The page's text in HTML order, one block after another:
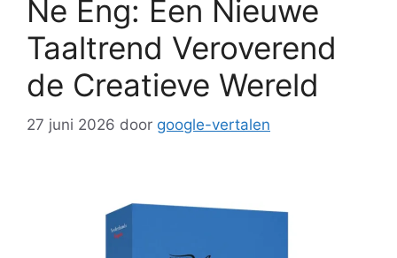
Ne Eng: Een Nieuwe
Taaltrend Veroverend
de Creatieve Wereld
27 juni 2026 door google-vertalen